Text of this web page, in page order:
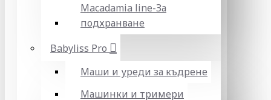
Macadamia line-За
подхранване
Babyliss Pro
Маши и уреди за къдрене
Машинки и тримери